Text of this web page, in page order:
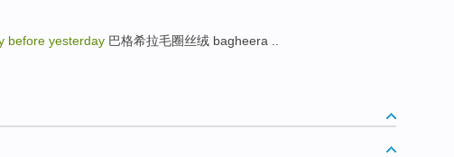
before yesterday 巴格希拉毛圈丝绒 bagheera ..